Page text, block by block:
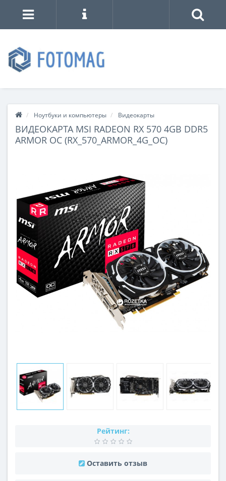
Ноутбуки и компьютеры Видеокарты
ВИДЕОКАРТА MSI RADEON RX 570 4GB DDR5
ARMOR OC (RX_570_ARMOR_4G_OC)
Рейтинг:
Оставить отзыв